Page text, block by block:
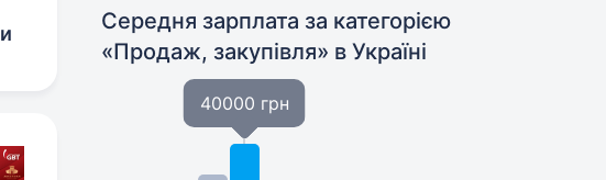
Середня зарплата за категорією
«Продаж, закупівля» в Україні
40000 грн